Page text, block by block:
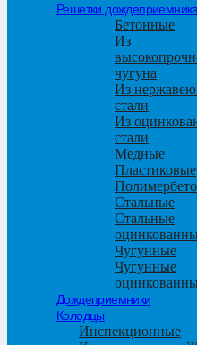
Решетки дождеприемника
Бетонные
Из
чугуна
Из
стали
Из
стали
Медные
Пластиковые
Стальные
Стальные
Чугунные
Чугунные
Дождеприемники
Колодцы
Инспекционные